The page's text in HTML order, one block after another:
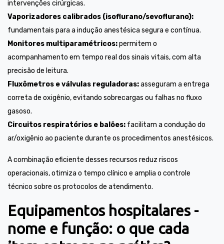
intervenções cirúrgicas.
Vaporizadores calibrados (isoflurano/sevoflurano):
fundamentais para a indução anestésica segura e contínua.
Monitores multiparamétricos:permitem o
acompanhamento em tempo real dos sinais vitais, com alta
precisão de leitura.
Fluxômetros e válvulas reguladoras:asseguram a entrega
correta de oxigênio, evitando sobrecargas ou falhas no fluxo
gasoso.
Circuitos respiratórios e balões: facilitam a condução do
ar/oxigênio ao paciente durante os procedimentos anestésicos.
A combinação eficiente desses recursos reduz riscos
operacionais, otimiza o tempo clínico e amplia o controle
técnico sobre os protocolos de atendimento.
Equipamentos hospitalares -
nome e função: o que cada